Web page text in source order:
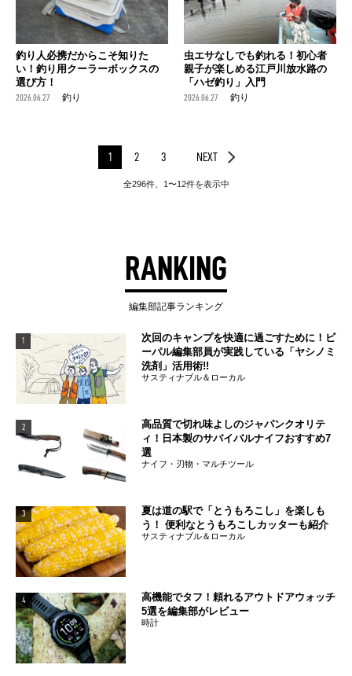
釣り人必携だからこそ知りた
い！釣り用クーラーボックスの
選び方！
2026.06.27 釣り
虫エサなしでも釣れる！初心者
親子が楽しめる江戸川放水路の
「ハゼ釣り」入門
2026.06.27 釣り
1 2 3 NEXT
全296件、1〜12件を表示中
RANKING
編集部記事ランキング
1
次回のキャンプを快適に過ごすために！ビ
ーパル編集部員が実践している「ヤシノミ
洗剤」活用術!!
サスティナブル＆ローカル
2
高品質で切れ味よしのジャパンクオリテ
ィ！日本製のサバイバルナイフおすすめ7
選
ナイフ・刃物・マルチツール
3
夏は道の駅で「とうもろこし」を楽しも
う！ 便利なとうもろこしカッターも紹介
サスティナブル＆ローカル
4
高機能でタフ！頼れるアウトドアウォッチ
5選を編集部がレビュー
時計